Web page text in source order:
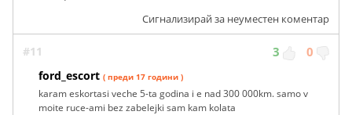
Сигнализирай за неуместен коментар
#11 3 0
ford_escort ( преди 17 години )
karam eskortasi veche 5-ta godina i e nad 300 000km. samo v
moite ruce-ami bez zabelejki sam kam kolata